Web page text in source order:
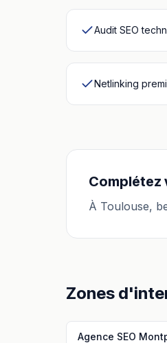
Audit SEO
Netlinking
Complétez
À Toulouse,
Zones
Agence SEO